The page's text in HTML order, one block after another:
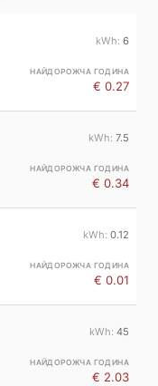
6
€ 0.27
7.5
€ 0.34
0.12
€ 0.01
45
€ 2.03